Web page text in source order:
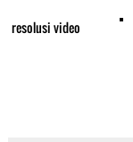
resolusi video